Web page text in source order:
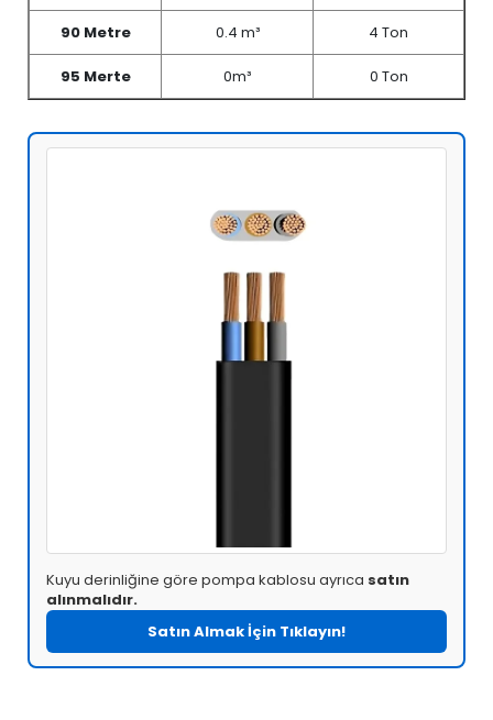
90 Metre 0.4 m³ 4 Ton
95 Merte 0m³ 0 Ton
Kuyu derinliğine göre pompa kablosu ayrıca satın
alınmalıdır.
Satın Almak İçin Tıklayın!